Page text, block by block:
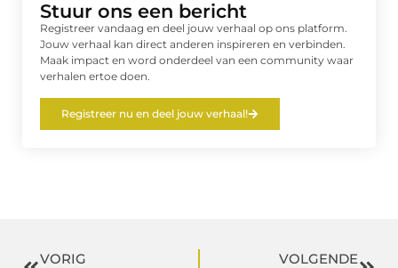
Stuur ons een bericht
Registreer vandaag en deel jouw verhaal op ons platform.
Jouw verhaal kan direct anderen inspireren en verbinden.
Maak impact en word onderdeel van een community waar
verhalen ertoe doen.
Registreer nu en deel jouw verhaal!
VORIG VOLGENDE